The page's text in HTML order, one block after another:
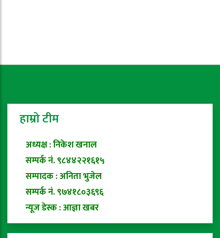
हाम्रो टीम
अध्यक्ष : निकेश खनाल
सम्पर्क नं. ९८४४२२१६१५
सम्पादक : अनिता भुजेल
सम्पर्क नं. ९७४१८०३६९६
न्यूज डेस्क : आज्ञा खबर